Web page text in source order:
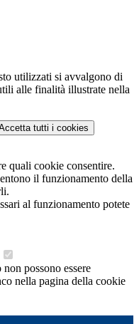
utilizzati si avvalgono di
alle finalità illustrate nella
tutti i cookies
quali cookie consentire.
il funzionamento della
al funzionamento potete
possono essere
nella pagina della cookie